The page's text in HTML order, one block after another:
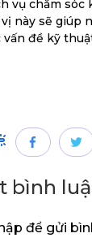
vụ chăm sóc
này sẽ giúp
vấn đề kỹ
bình
để gửi